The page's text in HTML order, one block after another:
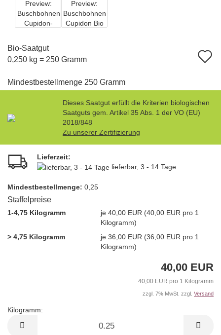
Bio-Saatgut
0,250 kg = 250 Gramm
Mindestbestellmenge 250 Gramm
Dieses Saatgut erfüllt die Kriterien biologischen
Saatguts gem. Artikel 35 Abs. 1 der VO (EU)
2018/848
Zu unserer Zertifizierung
Lieferzeit:
lieferbar, 3 - 14 Tage
Mindest­bestellmenge: 0,25
Staffelpreise
1-4,75 Kilogramm
je 40,00 EUR (40,00 EUR pro 1
Kilogramm)
> 4,75 Kilogramm
je 36,00 EUR (36,00 EUR pro 1
Kilogramm)
40,00 EUR
40,00 EUR pro 1 Kilogramm
zzgl. 7% MwSt. zzgl. Versand
Kilogramm: